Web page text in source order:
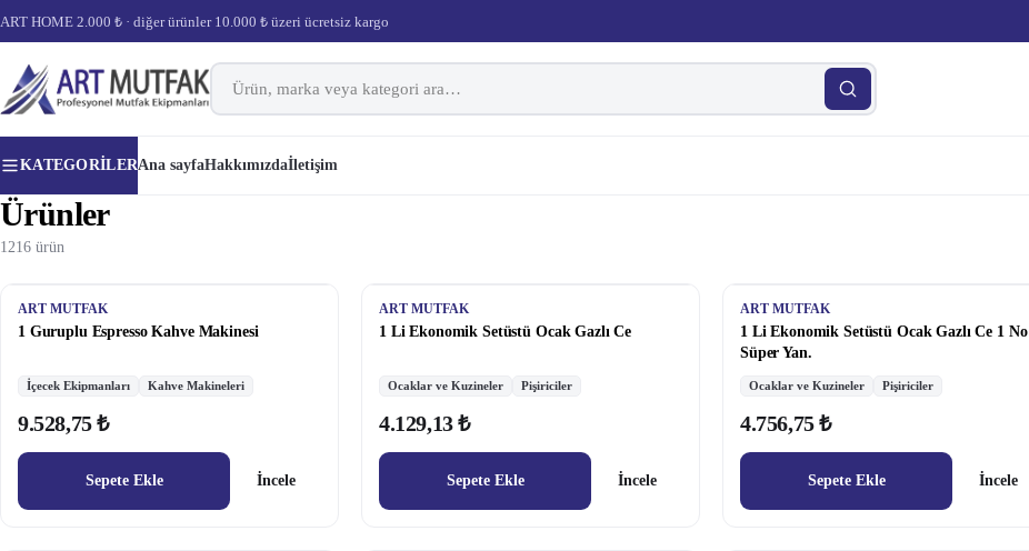
ART HOME 2.000 ₺ · diğer ürünler 10.000 ₺ üzeri ücretsiz kargo
KATEGORILERAna sayfaHakkımızdaİletişim
Ürünler
1216 ürün
ART MUTFAK
1 Guruplu Espresso Kahve Makinesi
İçecek Ekipmanları Kahve Makineleri
9.528,75 ₺
Sepete Ekle İncele
ART MUTFAK
1 Li Ekonomik Setüstü Ocak Gazlı Ce
Ocaklar ve Kuzineler Pişiriciler
4.129,13 ₺
Sepete Ekle İncele
ART MUTFAK
1 Li Ekonomik Setüstü Ocak Gazlı Ce 1 No
Süper Yan.
Ocaklar ve Kuzineler Pişiriciler
4.756,75 ₺
Sepete Ekle İncele